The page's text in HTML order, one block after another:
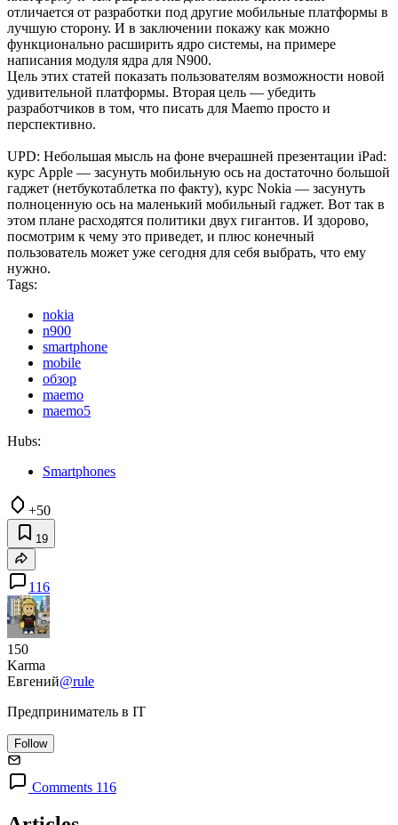
отличается от разработки под другие мобильные платформы в
лучшую сторону. И в заключении покажу как можно
функционально расширить ядро системы, на примере
написания модуля ядра для N900.
Цель этих статей показать пользователям возможности новой
удивительной платформы. Вторая цель — убедить
разработчиков в том, что писать для Maemo просто и
перспективно.
UPD: Небольшая мысль на фоне вчерашней презентации iPad:
курс Apple — засунуть мобильную ось на достаточно большой
гаджет (нетбукотаблетка по факту), курс Nokia — засунуть
полноценную ось на маленький мобильный гаджет. Вот так в
этом плане расходятся политики двух гигантов. И здорово,
посмотрим к чему это приведет, и плюс конечный
пользователь может уже сегодня для себя выбрать, что ему
нужно.
Tags:
nokia
n900
smartphone
mobile
обзор
maemo
maemo5
Hubs:
Smartphones
+50
19
116
150
Karma
Евгений@rule
Предприниматель в IT
Follow
Comments 116